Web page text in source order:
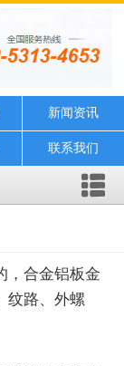
新闻资讯
联系我们
，合金铝板金
纹路、外螺